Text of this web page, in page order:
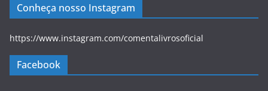
Conheça nosso Instagram
https://www.instagram.com/comentalivrosoficial
Facebook